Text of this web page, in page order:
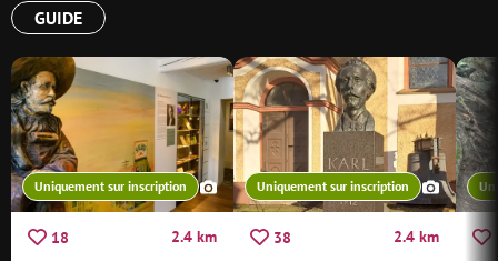
GUIDE
Uniquement sur inscription
18 2.4 km
Uniquement sur inscription
38 2.4 km